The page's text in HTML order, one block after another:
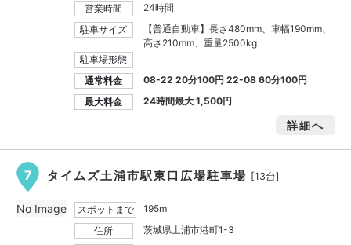
営業時間
24時間
駐車サイズ
【普通自動車】長さ480mm、車幅190mm、
高さ210mm、重量2500kg
駐車場形態
通常料金
08-22 20分100円 22-08 60分100円
最大料金
24時間最大1,500円
詳細へ
7 タイムズ土浦市駅東口広場駐車場 [13台]
スポットまで
195m
住所
茨城県土浦市港町1-3
No Image